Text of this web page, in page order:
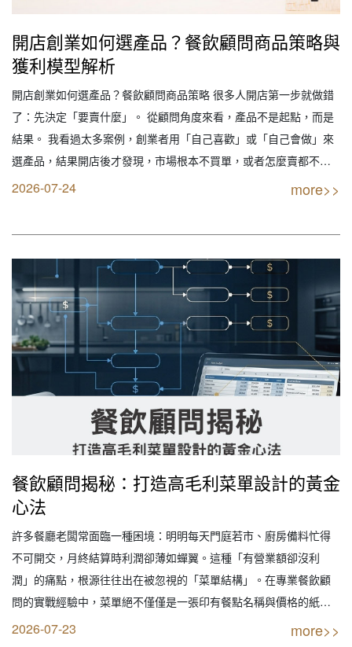
開店創業如何選產品？餐飲顧問商品策略與
獲利模型解析
開店創業如何選產品？餐飲顧問商品策略 很多人開店第一步就做錯
了：先決定「要賣什麼」。 從顧問角度來看，產品不是起點，而是
結果。 我看過太多案例，創業者用「自己喜歡」或「自己會做」來
選產品，結果開店後才發現，市場根本不買單，或者怎麼賣都不賺
錢。 真正會賺錢的產品，不是你喜歡的，而是市場需要、結構正確
2026-07-24 more>>
餐飲顧問揭秘：打造高毛利菜單設計的黃金
心法
許多餐廳老闆常面臨一種困境：明明每天門庭若市、廚房備料忙得
不可開交，月終結算時利潤卻薄如蟬翼。這種「有營業額卻沒利
潤」的痛點，根源往往出在被忽視的「菜單結構」。在專業餐飲顧
問的實戰經驗中，菜單絕不僅僅是一張印有餐點名稱與價格的紙，
而是餐廳內效能最高、永不休假且零薪資成本的「首席業務員」。
2026-07-23 more>>